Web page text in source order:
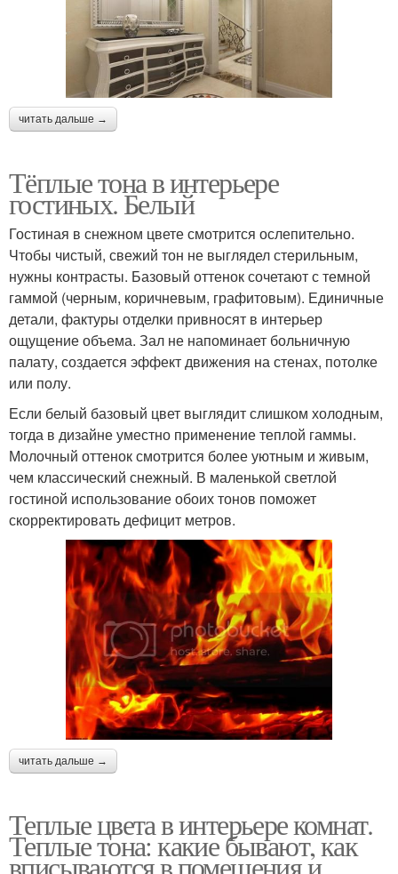
читать дальше →
Тёплые тона в интерьере
гостиных. Белый
Гостиная в снежном цвете смотрится ослепительно.
Чтобы чистый, свежий тон не выглядел стерильным,
нужны контрасты. Базовый оттенок сочетают с темной
гаммой (черным, коричневым, графитовым). Единичные
детали, фактуры отделки привносят в интерьер
ощущение объема. Зал не напоминает больничную
палату, создается эффект движения на стенах, потолке
или полу.
Если белый базовый цвет выглядит слишком холодным,
тогда в дизайне уместно применение теплой гаммы.
Молочный оттенок смотрится более уютным и живым,
чем классический снежный. В маленькой светлой
гостиной использование обоих тонов поможет
скорректировать дефицит метров.
читать дальше →
Теплые цвета в интерьере комнат.
Теплые тона: какие бывают, как